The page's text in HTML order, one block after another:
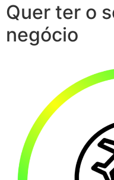
Quer ter o
negócio